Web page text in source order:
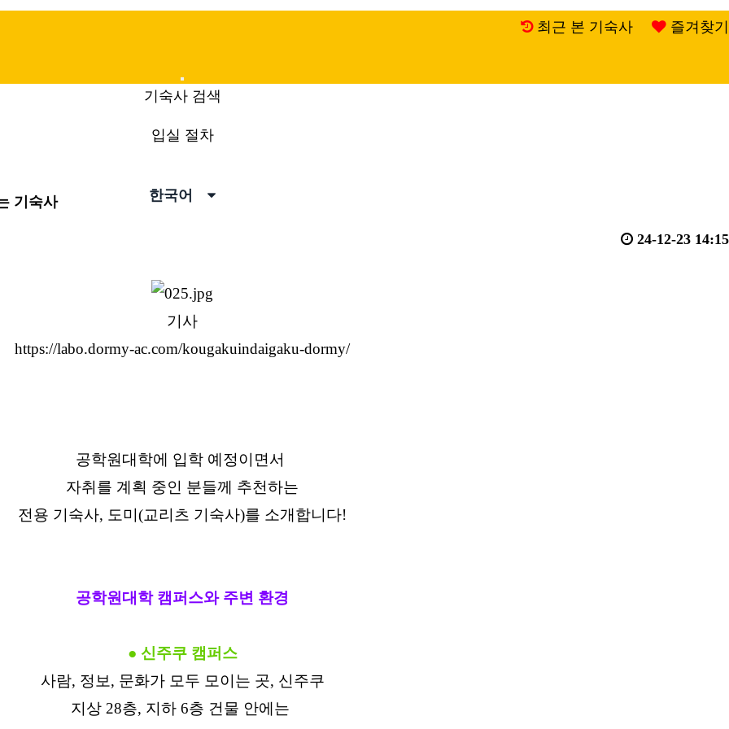
최근 본 기숙사 즐겨찾기
Mobile
Menu
기숙사 검색
입실 절차
한국어
기숙사
24-12-23 14:15
기사
https://labo.dormy-ac.com/kougakuindaigaku-dormy/
공학원대학에 입학 예정이면서
자취를 계획 중인 분들께 추천하는
전용 기숙사, 도미(교리츠 기숙사)를 소개합니다!
공학원대학 캠퍼스와 주변 환경
● 신주쿠 캠퍼스
사람, 정보, 문화가 모두 모이는 곳, 신주쿠
지상 28층, 지하 6층 건물 안에는